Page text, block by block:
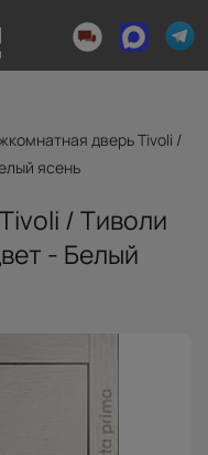
дверь Tivoli /
ясень
/ Тиволи
- Белый